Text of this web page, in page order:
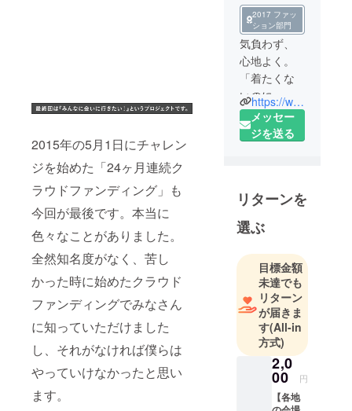
2015年の5月1日にチャレン
ジを始めた「24ヶ月連続ク
ラウドファンディング」も
今回が最後です。本当に
色々なことがありました。
全然知名度がなく、苦し
かった時に始めたクラウド
ファンディングでみなさん
に知っていただけました
し、それがなければ僕らは
やっていけなかったと思い
ます。
2017 ファッ
ション部門
気負わず、
心地よく。
「着たくな
いのに、毎
日着てしま
う」
ていること
すら忘れて
しまうこ
と。
服が主役に
なるのでは
なく、あな
たの日々を
支え、静か
に引き立て
気がつけば
いつも手に
https://www.allyours.jp/
メッセー
ジを送る
リターンを
選ぶ
目標金額
未達でも
リターン
が届きま
す(All-in
方式)
2,0
00 円
【各地